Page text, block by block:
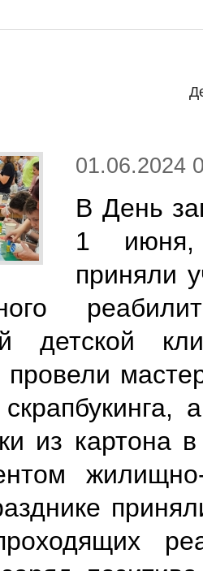
01.06.2024
В День
1 июня,
приняли
детской
провели
из картона